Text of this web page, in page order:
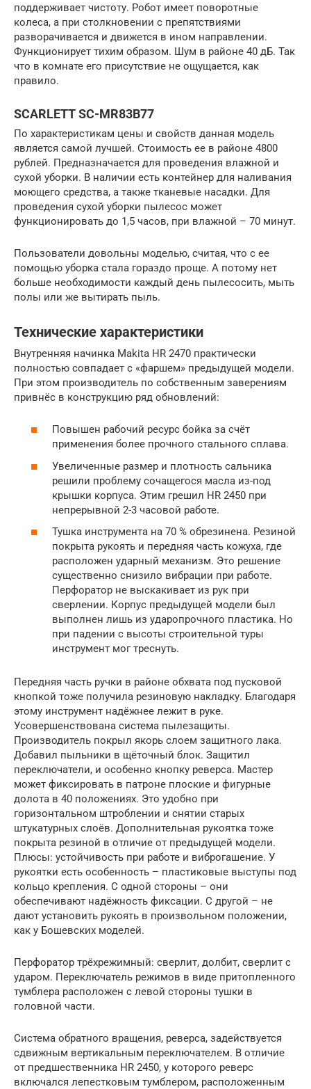
поддерживает чистоту. Робот имеет поворотные
колеса, а при столкновении с препятствиями
разворачивается и движется в ином направлении.
Функционирует тихим образом. Шум в районе 40 дБ. Так
что в комнате его присутствие не ощущается, как
правило.
SCARLETT SC-MR83B77
По характеристикам цены и свойств данная модель
является самой лучшей. Стоимость ее в районе 4800
рублей. Предназначается для проведения влажной и
сухой уборки. В наличии есть контейнер для наливания
моющего средства, а также тканевые насадки. Для
проведения сухой уборки пылесос может
функционировать до 1,5 часов, при влажной – 70 минут.
Пользователи довольны моделью, считая, что с ее
помощью уборка стала гораздо проще. А потому нет
больше необходимости каждый день пылесосить, мыть
полы или же вытирать пыль.
Технические характеристики
Внутренняя начинка Makita HR 2470 практически
полностью совпадает с «фаршем» предыдущей модели.
При этом производитель по собственным заверениям
привнёс в конструкцию ряд обновлений:
Повышен рабочий ресурс бойка за счёт
применения более прочного стального сплава.
Увеличенные размер и плотность сальника
решили проблему сочащегося масла из-под
крышки корпуса. Этим грешил HR 2450 при
непрерывной 2-3 часовой работе.
Тушка инструмента на 70 % обрезинена. Резиной
покрыта рукоять и передняя часть кожуха, где
расположен ударный механизм. Это решение
существенно снизило вибрации при работе.
Перфоратор не выскакивает из рук при
сверлении. Корпус предыдущей модели был
выполнен лишь из ударопрочного пластика. Но
при падении с высоты строительной туры
инструмент мог треснуть.
Передняя часть ручки в районе обхвата под пусковой
кнопкой тоже получила резиновую накладку. Благодаря
этому инструмент надёжнее лежит в руке.
Усовершенствована система пылезащиты.
Производитель покрыл якорь слоем защитного лака.
Добавил пыльники в щёточный блок. Защитил
переключатели, и особенно кнопку реверса. Мастер
может фиксировать в патроне плоские и фигурные
долота в 40 положениях. Это удобно при
горизонтальном штроблении и снятии старых
штукатурных слоёв. Дополнительная рукоятка тоже
покрыта резиной в отличие от предыдущей модели.
Плюсы: устойчивость при работе и виброгашение. У
рукоятки есть особенность – пластиковые выступы под
кольцо крепления. С одной стороны – они
обеспечивают надёжность фиксации. С другой – не
дают установить рукоять в произвольном положении,
как у Бошевских моделей.
Перфоратор трёхрежимный: сверлит, долбит, сверлит с
ударом. Переключатель режимов в виде притопленного
тумблера расположен с левой стороны тушки в
головной части.
Система обратного вращения, реверса, задействуется
сдвижным вертикальным переключателем. В отличие
от предшественника HR 2450, у которого реверс
включался лепестковым тумблером, расположенным